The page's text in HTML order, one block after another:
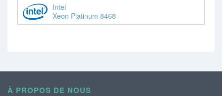
Intel
Xeon Platinum 8468
À PROPOS DE NOUS